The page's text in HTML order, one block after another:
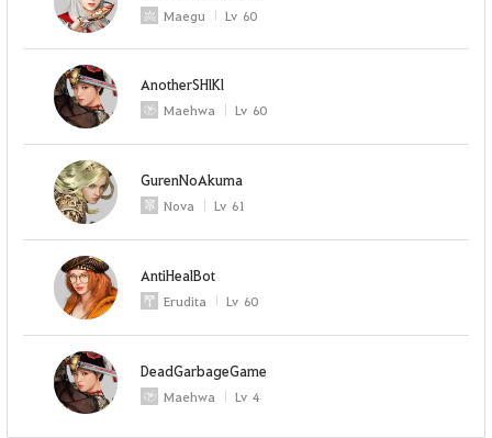
Maegu Lv 60
AnotherSHlKl
Maehwa Lv 60
GurenNoAkuma
Nova Lv 61
AntiHealBot
Erudita Lv 60
DeadGarbageGame
Maehwa Lv 4